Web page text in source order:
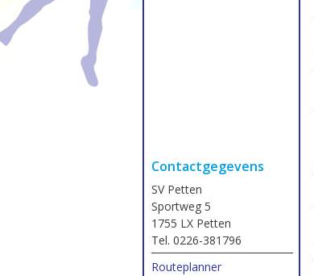
Contactgegevens
SV Petten
Sportweg 5
1755 LX Petten
Tel. 0226-381796
Routeplanner